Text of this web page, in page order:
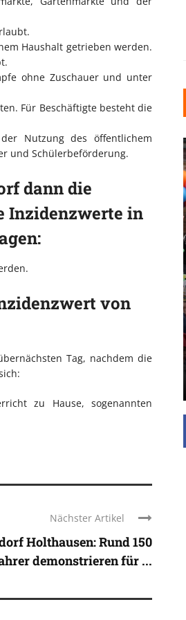
Haushalt getrieben werden.
ohne Zuschauer und unter
Für Beschäftigte besteht die
Nutzung des öffentlichem
und Schülerbeförderung.
dann die
Inzidenzwerte in
von
Tag, nachdem die
zu Hause, sogenannten
Nächster Artikel
Holthausen: Rund 150
demonstrieren für ...
CHIC: WIE
IN IHREM
sind große Räume, schlicht gehalten
Elementen und großen
Wie so vieles wurde ...